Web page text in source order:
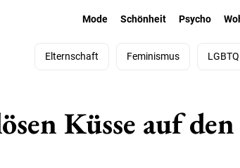
Mode Schönheit Psycho
Elternschaft Feminismus
Küsse auf